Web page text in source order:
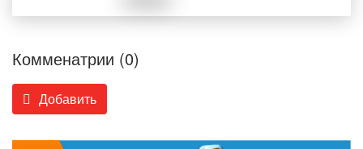
Комменатрии (0)
Добавить